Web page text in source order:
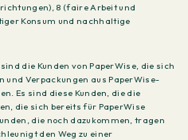
8 (faire Arbeit und
Konsum und nachhaltige
die Kunden von PaperWise, die sich
Verpackungen aus PaperWise-
Es sind diese Kunden, die die
die sich bereits für PaperWise
die noch dazukommen, tragen
den Weg zu einer